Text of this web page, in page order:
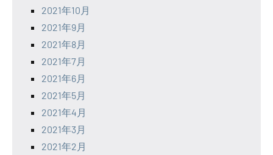
2021年10月
2021年9月
2021年8月
2021年7月
2021年6月
2021年5月
2021年4月
2021年3月
2021年2月